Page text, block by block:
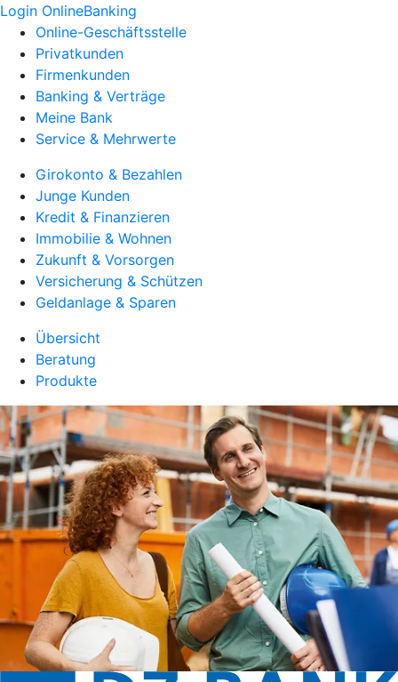
Login OnlineBanking
Online-Geschäftsstelle
Privatkunden
Firmenkunden
Banking & Verträge
Meine Bank
Service & Mehrwerte
Girokonto & Bezahlen
Junge Kunden
Kredit & Finanzieren
Immobilie & Wohnen
Zukunft & Vorsorgen
Versicherung & Schützen
Geldanlage & Sparen
Übersicht
Beratung
Produkte